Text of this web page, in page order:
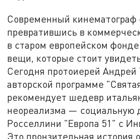
Современный кинематограф
превратившись в
в старом европейском фонде
вещи, которые стоит
Сегодня протоиерей Андрей
авторской программе
рекомендует шедевр
неореализма — социальную
Росселлини "Европа 51" с
Это пронзительная история